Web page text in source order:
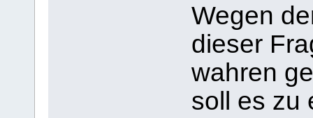
Wegen
dieser
wahren
soll es zu